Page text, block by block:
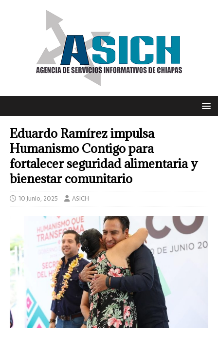
Eduardo Ramírez impulsa
Humanismo Contigo para
fortalecer seguridad alimentaria y
bienestar comunitario
10 junio, 2025 ASICH